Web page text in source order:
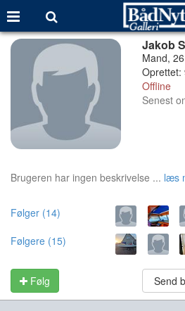
Jakob S
Mand,
Oprettet:
Offline
Senest
Brugeren har ingen beskrivelse ... læs
Følger (14)
Følgere (15)
Følg Send